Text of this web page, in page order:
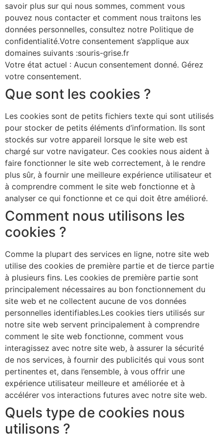
savoir plus sur qui nous sommes, comment vous
pouvez nous contacter et comment nous traitons les
données personnelles, consultez notre Politique de
confidentialité.Votre consentement s’applique aux
domaines suivants :souris-grise.fr
Votre état actuel : Aucun consentement donné. Gérez
votre consentement.
Que sont les cookies ?
Les cookies sont de petits fichiers texte qui sont utilisés
pour stocker de petits éléments d’information. Ils sont
stockés sur votre appareil lorsque le site web est
chargé sur votre navigateur. Ces cookies nous aident à
faire fonctionner le site web correctement, à le rendre
plus sûr, à fournir une meilleure expérience utilisateur et
à comprendre comment le site web fonctionne et à
analyser ce qui fonctionne et ce qui doit être amélioré.
Comment nous utilisons les
cookies ?
Comme la plupart des services en ligne, notre site web
utilise des cookies de première partie et de tierce partie
à plusieurs fins. Les cookies de première partie sont
principalement nécessaires au bon fonctionnement du
site web et ne collectent aucune de vos données
personnelles identifiables.Les cookies tiers utilisés sur
notre site web servent principalement à comprendre
comment le site web fonctionne, comment vous
interagissez avec notre site web, à assurer la sécurité
de nos services, à fournir des publicités qui vous sont
pertinentes et, dans l’ensemble, à vous offrir une
expérience utilisateur meilleure et améliorée et à
accélérer vos interactions futures avec notre site web.
Quels type de cookies nous
utilisons ?